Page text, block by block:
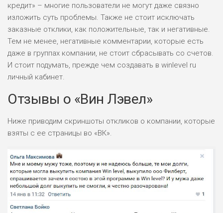
кредит» – многие пользователи не могут даже связно
изложить суть проблемы. Также не стоит исключать
заказные отклики, как положительные, так и негативные.
Тем не менее, негативные комментарии, которые есть
даже в группах компании, не стоит сбрасывать со счетов.
И стоит подумать, прежде чем создавать в winlevel ru
личный кабинет.
Отзывы о «Вин Лэвел»
Ниже приводим скриншоты откликов о компании, которые
взяты с ее страницы во «ВК».